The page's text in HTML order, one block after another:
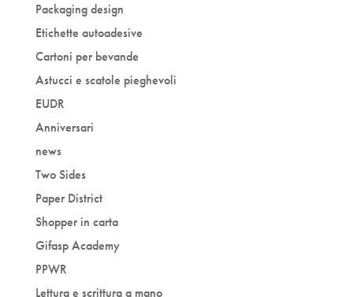
Packaging design
Etichette autoadesive
Cartoni per bevande
Astucci e scatole pieghevoli
EUDR
Anniversari
news
Two Sides
Paper District
Shopper in carta
Gifasp Academy
PPWR
Lettura e scrittura a mano